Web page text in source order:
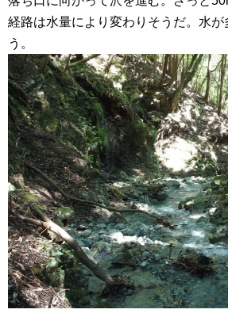
経路は水量により変わりそうだ。水が
う。